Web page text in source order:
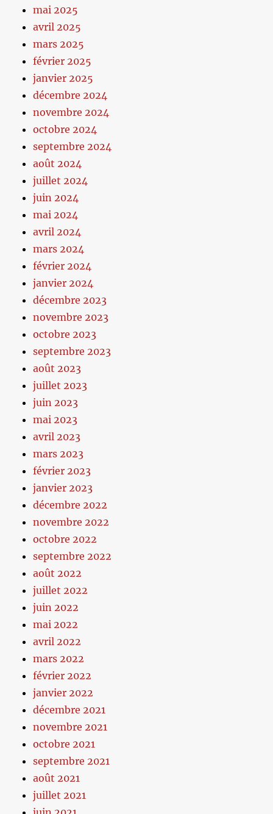
mai 2025
avril 2025
mars 2025
février 2025
janvier 2025
décembre 2024
novembre 2024
octobre 2024
septembre 2024
août 2024
juillet 2024
juin 2024
mai 2024
avril 2024
mars 2024
février 2024
janvier 2024
décembre 2023
novembre 2023
octobre 2023
septembre 2023
août 2023
juillet 2023
juin 2023
mai 2023
avril 2023
mars 2023
février 2023
janvier 2023
décembre 2022
novembre 2022
octobre 2022
septembre 2022
août 2022
juillet 2022
juin 2022
mai 2022
avril 2022
mars 2022
février 2022
janvier 2022
décembre 2021
novembre 2021
octobre 2021
septembre 2021
août 2021
juillet 2021